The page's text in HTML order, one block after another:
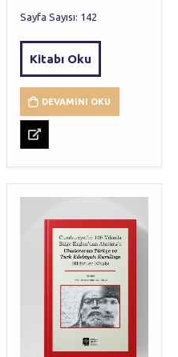
Sayfa Sayısı: 142
Kitabı Oku
DEVAMINI OKU